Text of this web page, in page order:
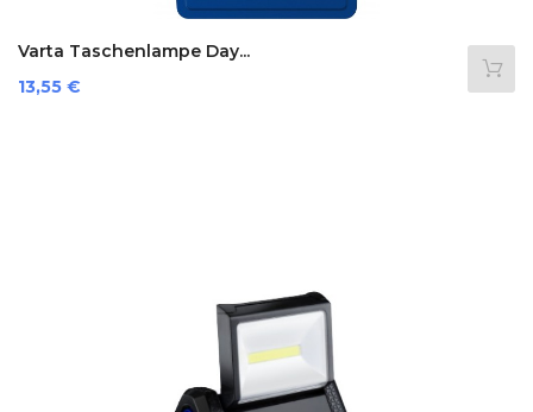
Varta Taschenlampe Day...
Preis
13,55 €